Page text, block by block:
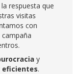
respuesta que
visitas
con
y
eficientes.